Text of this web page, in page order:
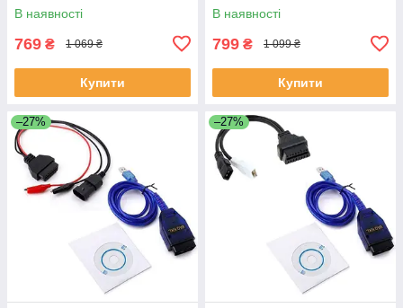
В наявності
769 ₴ 1 069 ₴
Купити
В наявності
799 ₴ 1 099 ₴
Купити
–27% –27%